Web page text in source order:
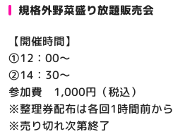
規格外野菜盛り放題販売会
【開催時間】
①12：00～
②14：30～
参加費 1,000円（税込）
※整理券配布は各回1時間前から
※売り切れ次第終了